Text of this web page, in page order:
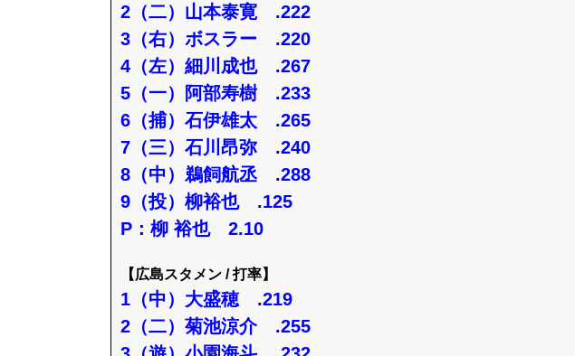
2（二）山本泰寛 .222
3（右）ボスラー .220
4（左）細川成也 .267
5（一）阿部寿樹 .233
6（捕）石伊雄太 .265
7（三）石川昂弥 .240
8（中）鵜飼航丞 .288
9（投）柳裕也 .125
P：柳 裕也 2.10
【広島スタメン / 打率】
1（中）大盛穂 .219
2（二）菊池涼介 .255